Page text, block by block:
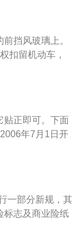
任强制保险，
括本车人员和
性责任保险。
格也不同，主
子凭证”，点击
车借给朋友
，也可以将其
挡风玻璃上。
扣留机动车，
或者二十元以
河南、湖北、
贴正即可。下面
年7月1日开
首个由国家法
损失，在责任
人在使用被保
产损失，依法应
故在赔偿限额内
一部分新规，其
标志及商业险纸
只剩下年检合